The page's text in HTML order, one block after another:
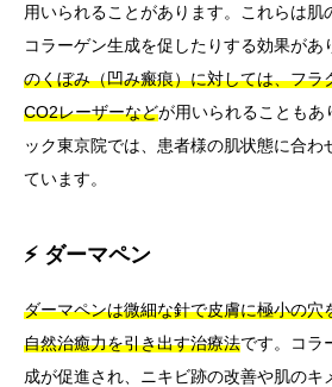
用いられることがあります。これらは肌
コラーゲン生成を促したりする効果があ
のくぼみ（凹み瘢痕）に対しては、フラ
CO2レーザーなどが用いられることもあ
ック東京院では、患者様の肌状態に合わ
ています。
⚡ ダーマペン
ダーマペンは微細な針で皮膚に極小の穴
自然治癒力を引き出す治療法です。コラ
成が促進され、ニキビ跡の改善や肌のキ